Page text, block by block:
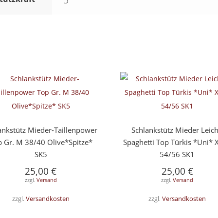
Mieder-Taillenpower
Gr. M 38/40 Olive*Spitze*
SK5
25,00€
zzgl. Versand
zzgl. Versandkosten
Schlankstütz Mieder
Spaghetti Top Türkis *Uni*
54/56 SK1
25,00 €
zzgl.Versand
zzgl.Versandkosten